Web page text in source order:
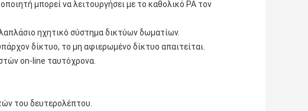
μπορεί να λειτουργήσει με το καθολικό PA τον
ηχητικό σύστημα δικτύων δωματίων.
δίκτυο, το μη αφιερωμένο δίκτυο απαιτείται.
on-line ταυτόχρονα.
του δευτερολέπτου.